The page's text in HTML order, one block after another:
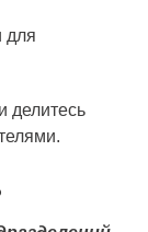
для
делитесь